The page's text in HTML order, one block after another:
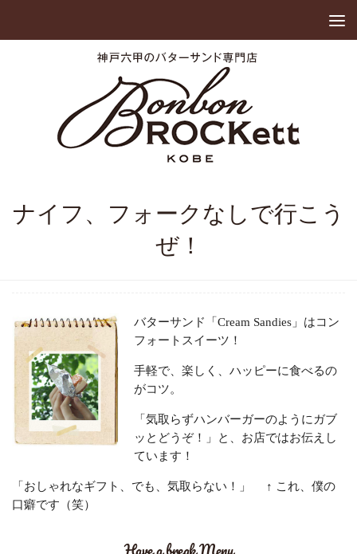
ナイフ、フォークなしで行こう
ぜ！
バターサンド「Cream Sandies」はコン
フォートスイーツ！
手軽で、楽しく、ハッピーに食べるの
がコツ。
「気取らずハンバーガーのようにガブ
ッとどうぞ！」と、お店ではお伝えし
ています！
「おしゃれなギフト、でも、気取らない！」 ↑ これ、僕の
口癖です（笑）